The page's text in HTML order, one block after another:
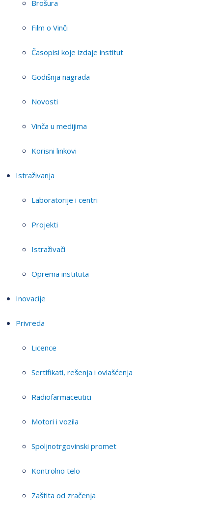
Brošura
Film o Vinči
Časopisi koje izdaje institut
Godišnja nagrada
Novosti
Vinča u medijima
Korisni linkovi
Istraživanja
Laboratorije i centri
Projekti
Istraživači
Oprema instituta
Inovacije
Privreda
Licence
Sertifikati, rešenja i ovlašćenja
Radiofarmaceutici
Motori i vozila
Spoljnotrgovinski promet
Kontrolno telo
Zaštita od zračenja